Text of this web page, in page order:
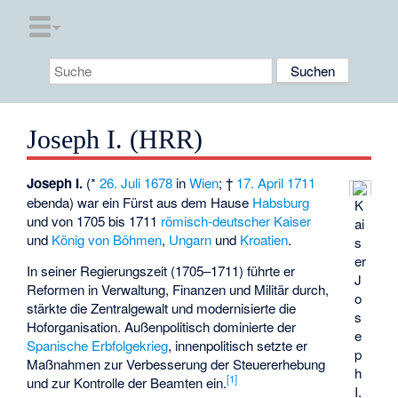
Joseph I. (HRR)
K
ai
s
er
J
o
s
e
p
h
I.
Joseph I. (*26. Juli 1678 inWien; † 17. April 1711
ebenda) war ein Fürst aus dem Hause Habsburg
und von 1705 bis 1711 römisch-deutscher Kaiser
und König von Böhmen, Ungarn und Kroatien.
In seiner Regierungszeit (1705–1711) führte er
Reformen in Verwaltung, Finanzen und Militär durch,
stärkte die Zentralgewalt und modernisierte die
Hoforganisation. Außenpolitisch dominierte der
Spanische Erbfolgekrieg, innenpolitisch setzte er
Maßnahmen zur Verbesserung der Steuererhebung
und zur Kontrolle der Beamten ein.[1]